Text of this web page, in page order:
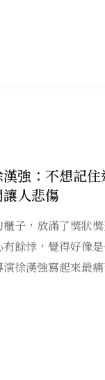
強：不想記
人悲傷
櫃子，放滿了獎狀
餘悸，覺得好像
徐漢強寫起來最